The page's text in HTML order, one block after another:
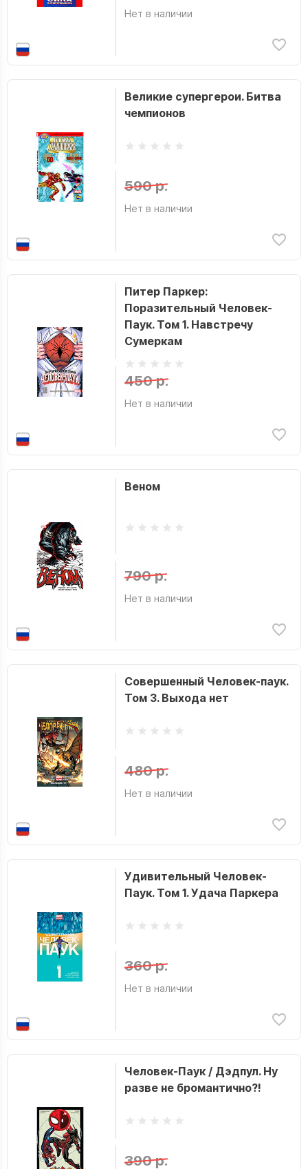
Нет в наличии
Великие супергерои. Битва
чемпионов
590 р.
Нет в наличии
Питер Паркер:
Поразительный Человек-
Паук. Том 1. Навстречу
Сумеркам
450 р.
Нет в наличии
Веном
790 р.
Нет в наличии
Совершенный Человек-паук.
Том 3. Выхода нет
480 р.
Нет в наличии
Удивительный Человек-
Паук. Том 1. Удача Паркера
360 р.
Нет в наличии
Человек-Паук / Дэдпул. Ну
разве не бромантично?!
390 р.